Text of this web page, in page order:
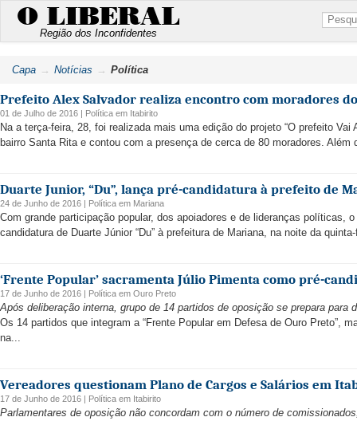
O LIBERAL
Região dos Inconfidentes
Capa Notícias Política
Prefeito Alex Salvador realiza encontro com moradores
01 de Julho de 2016 | Política em Itabirito
Na a terça-feira, 28, foi realizada mais uma edição do projeto “O prefeito
bairro Santa Rita e contou com a presença de cerca de 80 moradores. Além
Duarte Junior, “Du”, lança pré-candidatura à prefeito de
24 de Junho de 2016 | Política em Mariana
Com grande participação popular, dos apoiadores e de lideranças políticas,
candidatura de Duarte Júnior “Du” à prefeitura de Mariana, na noite da
‘Frente Popular’ sacramenta Júlio Pimenta como pré-
17 de Junho de 2016 | Política em Ouro Preto
Após deliberação interna, grupo de 14 partidos de oposição se prepara para
Os 14 partidos que integram a “Frente Popular em Defesa de Ouro Preto”,
na...
Vereadores questionam Plano de Cargos e Salários em
17 de Junho de 2016 | Política em Itabirito
Parlamentares de oposição não concordam com o número de